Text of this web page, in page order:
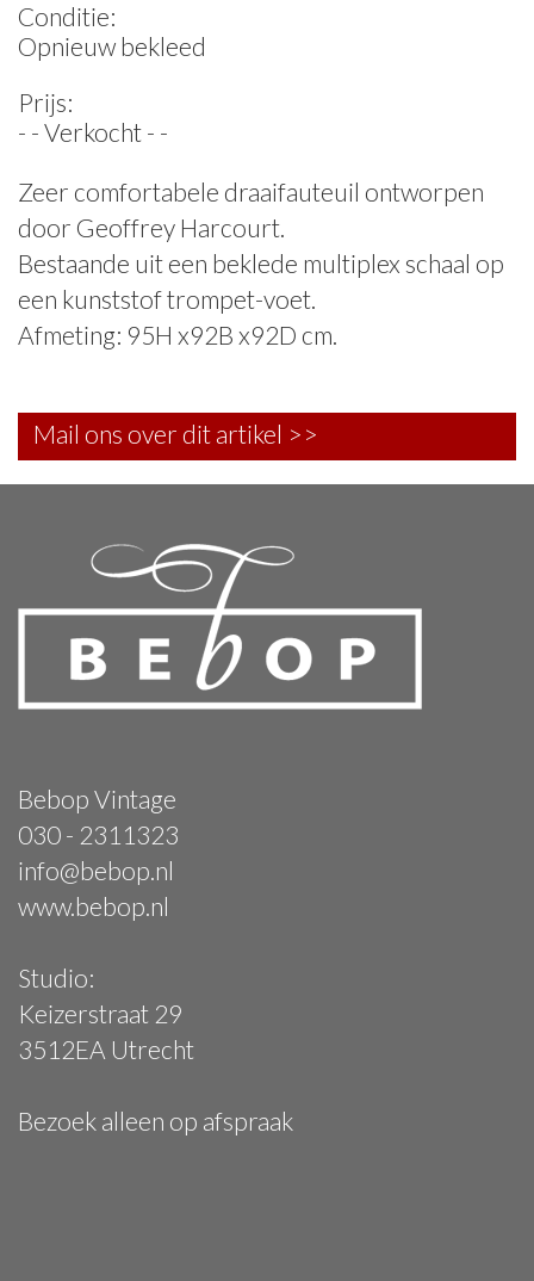
Conditie:
Opnieuw bekleed
Prijs:
- - Verkocht - -
Zeer comfortabele draaifauteuil ontworpen
door Geoffrey Harcourt.
Bestaande uit een beklede multiplex schaal op
een kunststof trompet-voet.
Afmeting: 95H x92B x92D cm.
Mail ons over dit artikel >>
Bebop Vintage
030 - 2311323
info@bebop.nl
www.bebop.nl
Studio:
Keizerstraat 29
3512EA Utrecht
Bezoek alleen op afspraak